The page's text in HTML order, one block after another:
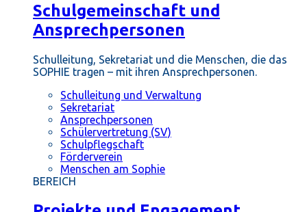
Schulgemeinschaft und
Ansprechpersonen
Schulleitung, Sekretariat und die Menschen, die das
SOPHIE tragen – mit ihren Ansprechpersonen.
Schulleitung und Verwaltung
Sekretariat
Ansprechpersonen
Schülervertretung (SV)
Schulpflegschaft
Förderverein
Menschen am Sophie
BEREICH